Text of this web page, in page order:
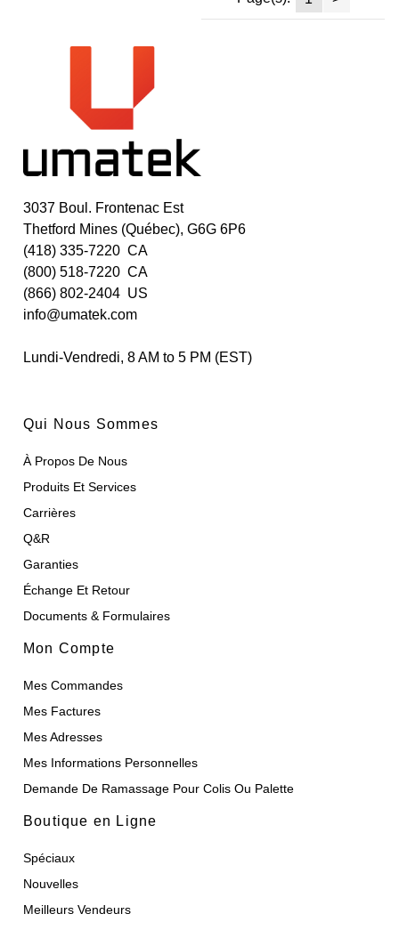
3037 Boul. Frontenac Est
Thetford Mines (Québec), G6G 6P6
(418) 335-7220 CA
(800) 518-7220 CA
(866) 802-2404 US
info@umatek.com
Lundi-Vendredi, 8 AM to 5 PM (EST)
Qui Nous Sommes
À Propos De Nous
Produits Et Services
Carrières
Q&R
Garanties
Échange Et Retour
Documents & Formulaires
Mon Compte
Mes Commandes
Mes Factures
Mes Adresses
Mes Informations Personnelles
Demande De Ramassage Pour Colis Ou Palette
Boutique en Ligne
Spéciaux
Nouvelles
Meilleurs Vendeurs